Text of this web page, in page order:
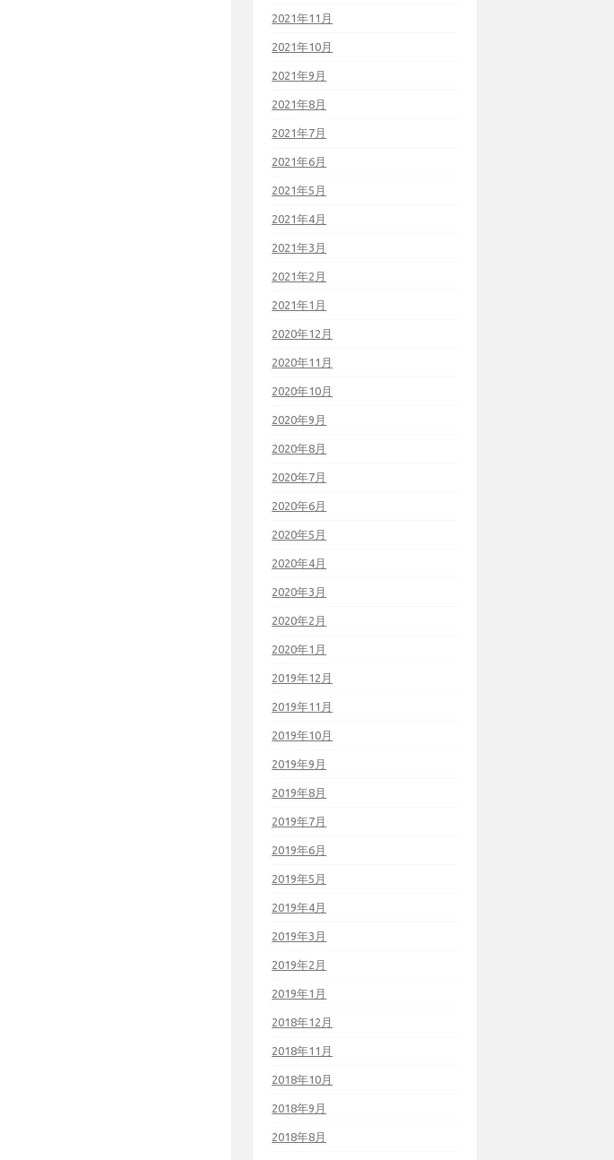
2021年11月
2021年10月
2021年9月
2021年8月
2021年7月
2021年6月
2021年5月
2021年4月
2021年3月
2021年2月
2021年1月
2020年12月
2020年11月
2020年10月
2020年9月
2020年8月
2020年7月
2020年6月
2020年5月
2020年4月
2020年3月
2020年2月
2020年1月
2019年12月
2019年11月
2019年10月
2019年9月
2019年8月
2019年7月
2019年6月
2019年5月
2019年4月
2019年3月
2019年2月
2019年1月
2018年12月
2018年11月
2018年10月
2018年9月
2018年8月